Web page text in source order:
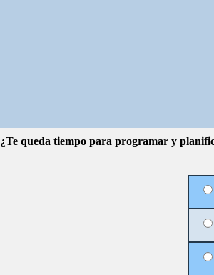
¿Te queda tiempo para programar y